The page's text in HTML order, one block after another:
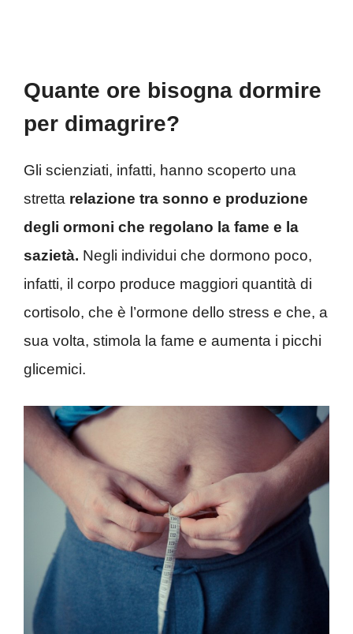
Quante ore bisogna dormire
per dimagrire?
Gli scienziati, infatti, hanno scoperto una
stretta relazione tra sonno e produzione
degli ormoni che regolano la fame e la
sazietà. Negli individui che dormono poco,
infatti, il corpo produce maggiori quantità di
cortisolo, che è l’ormone dello stress e che, a
sua volta, stimola la fame e aumenta i picchi
glicemici.